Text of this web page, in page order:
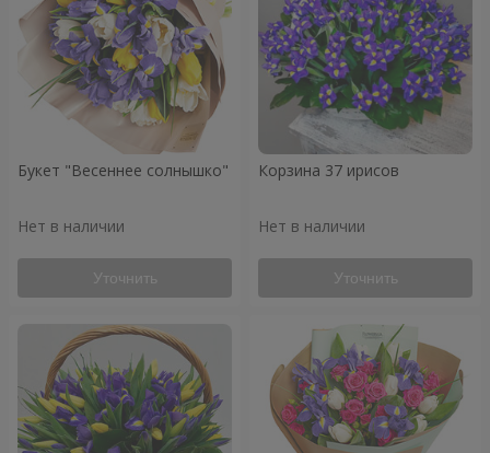
Букет "Весеннее солнышко"
Нет в наличии
Уточнить
Корзина 37 ирисов
Нет в наличии
Уточнить